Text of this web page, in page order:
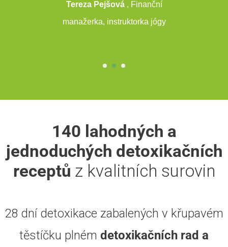
Tereza Pejšová , Finanční
manažerka, instruktorka jógy
140 lahodných a
jednoduchých detoxikačních
receptů z kvalitních surovin
28 dní detoxikace zabalených v křupavém
těstíčku plném detoxikačních rad a